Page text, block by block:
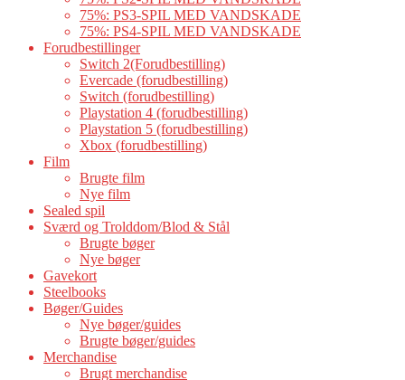
75%: PS3-SPIL MED VANDSKADE
75%: PS4-SPIL MED VANDSKADE
Forudbestillinger
Switch 2(Forudbestilling)
Evercade (forudbestilling)
Switch (forudbestilling)
Playstation 4 (forudbestilling)
Playstation 5 (forudbestilling)
Xbox (forudbestilling)
Film
Brugte film
Nye film
Sealed spil
Sværd og Trolddom/Blod & Stål
Brugte bøger
Nye bøger
Gavekort
Steelbooks
Bøger/Guides
Nye bøger/guides
Brugte bøger/guides
Merchandise
Brugt merchandise